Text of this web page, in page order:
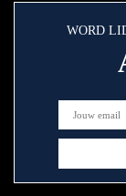
WORD